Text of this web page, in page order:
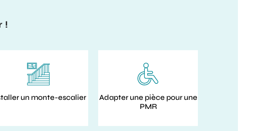
!
un monte-escalier
Adapter une pièce pour une
PMR